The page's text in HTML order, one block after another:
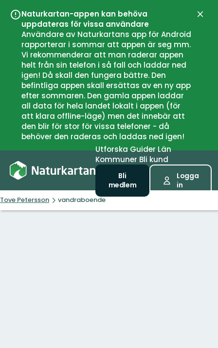
Naturkartan-appen kan behöva
uppdateras för vissa användare
Användare av Naturkartans app för Android
rapporterar i sommar att appen är seg mm.
Vi rekommenderar att man raderar appen
helt från sin telefon i så fall och laddar ned
igen! Då skall den fungera bättre. Den
befintliga appen skall ersättas av en ny app
efter sommaren. Den gamla appen laddar
all data för hela landet lokalt i appen (för
att klara offline-läge) men det innebär att
den blir för stor för vissa telefoner - då
behöver den raderas och laddas ned igen!
UtforskaGuiderLän
Kommuner Bli kund
Bli
medlem
Logga
in
Tove Petersson vandraboende